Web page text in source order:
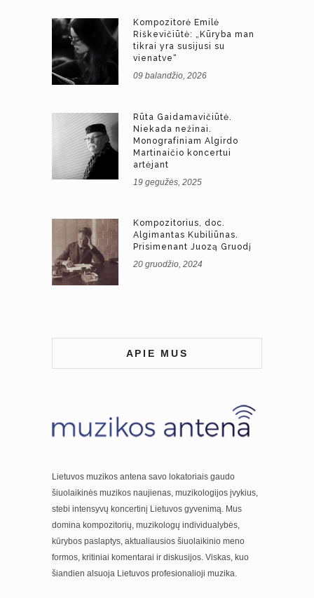
Kompozitorė Emilė
Riškevičiūtė: „Kūryba man
tikrai yra susijusi su
vienatve“
09 balandžio, 2026
Rūta Gaidamavičiūtė.
Niekada nežinai.
Monografiniam Algirdo
Martinaičio koncertui
artėjant
19 gegužės, 2025
Kompozitorius, doc.
Algimantas Kubiliūnas.
Prisimenant Juozą Gruodį
20 gruodžio, 2024
APIE MUS
Lietuvos muzikos antena savo lokatoriais gaudo
šiuolaikinės muzikos naujienas, muzikologijos įvykius,
stebi intensyvų koncertinį Lietuvos gyvenimą. Mus
domina kompozitorių, muzikologų individualybės,
kūrybos paslaptys, aktualiausios šiuolaikinio meno
formos, kritiniai komentarai ir diskusijos. Viskas, kuo
šiandien alsuoja Lietuvos profesionalioji muzika.